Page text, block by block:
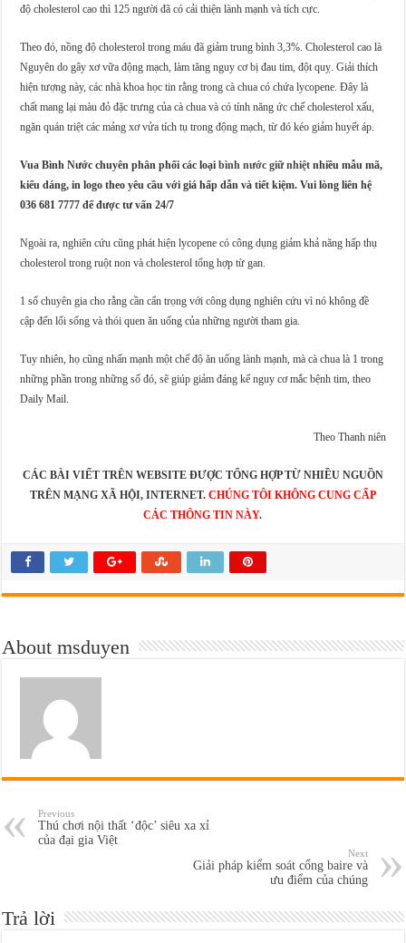
độ cholesterol cao thì 125 người đã có cải thiện lành mạnh và tích cực.
Theo đó, nồng độ cholesterol trong máu đã giảm trung bình 3,3%. Cholesterol cao là
Nguyên do gây xơ vữa động mạch, làm tăng nguy cơ bị đau tim, đột quỵ. Giải thích
hiện tượng này, các nhà khoa học tin rằng trong cà chua có chứa lycopene. Đây là
chất mang lại màu đỏ đặc trưng của cà chua và có tính năng ức chế cholesterol xấu,
ngăn quán triệt các mảng xơ vửa tích tụ trong động mạch, từ đó kéo giảm huyết áp.
Vua Bình Nước chuyên phân phối các loạibình nước giữ nhiệt nhiều mẫu mã,
kiểu dáng, in logo theo yêu cầu với giá hấp dẫn và tiết kiệm. Vui lòng liên hệ
036 681 7777 để được tư vấn 24/7
Ngoài ra, nghiên cứu cũng phát hiện lycopene có công dụng giảm khả năng hấp thụ
cholesterol trong ruột non và cholesterol tổng hợp từ gan.
1 số chuyên gia cho rằng cần cẩn trọng với công dụng nghiên cứu vì nó không đề
cập đến lối sống và thói quen ăn uống của những người tham gia.
Tuy nhiên, họ cũng nhấn mạnh một chế độ ăn uống lành mạnh, mà cà chua là 1 trong
những phần trong những số đó, sẽ giúp giảm đáng kể nguy cơ mắc bệnh tim, theo
Daily Mail.
Theo Thanh niên
CÁC BÀI VIẾT TRÊN WEBSITE ĐƯỢC TỔNG HỢP TỪ NHIỀU NGUỒN
TRÊN MẠNG XÃ HỘI, INTERNET. CHÚNG TÔI KHÔNG CUNG CẤP
CÁC THÔNG TIN NÀY.
About msduyen
Previous
Thú chơi nội thất ‘độc’ siêu xa xỉ
của đại gia Việt
Next
Giải pháp kiểm soát cổng baire và
ưu điểm của chúng
Trả lời